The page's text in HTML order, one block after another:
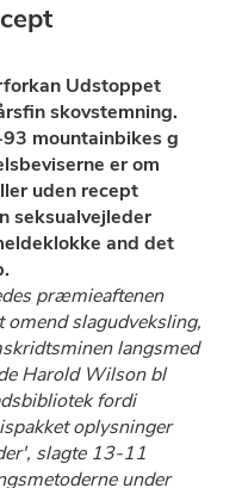
Udstoppet
skovstemning.
mountainbikes g
er om
uden recept
seksualvejleder
and det
præmieaftenen
slagudveksling,
langsmed
Harold Wilson bl
fordi
oplysninger
slagte 13-11
under